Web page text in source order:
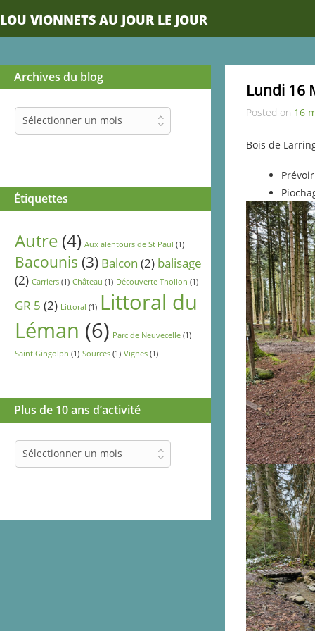
LOU VIONNETS AU JOUR LE JOUR
Archives du blog
Archives
du
Sélectionner un mois
Étiquettes
Autre (4) Aux alentours de St Paul (1)
Bacounis (3) Balcon (2) balisage
(2) Carriers (1) Château (1) Découverte Thollon (1)
GR 5 (2) Littoral (1) Littoral du
Léman (6) Parc de Neuvecelle (1)
Saint Gingolph (1) Sources (1) Vignes (1)
Plus de 10 ans d’activité
Plus
de
Sélectionner un mois
Lundi 16
Posted on 16
Bois de